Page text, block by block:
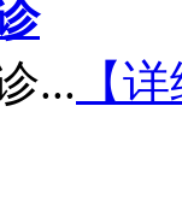
... 【